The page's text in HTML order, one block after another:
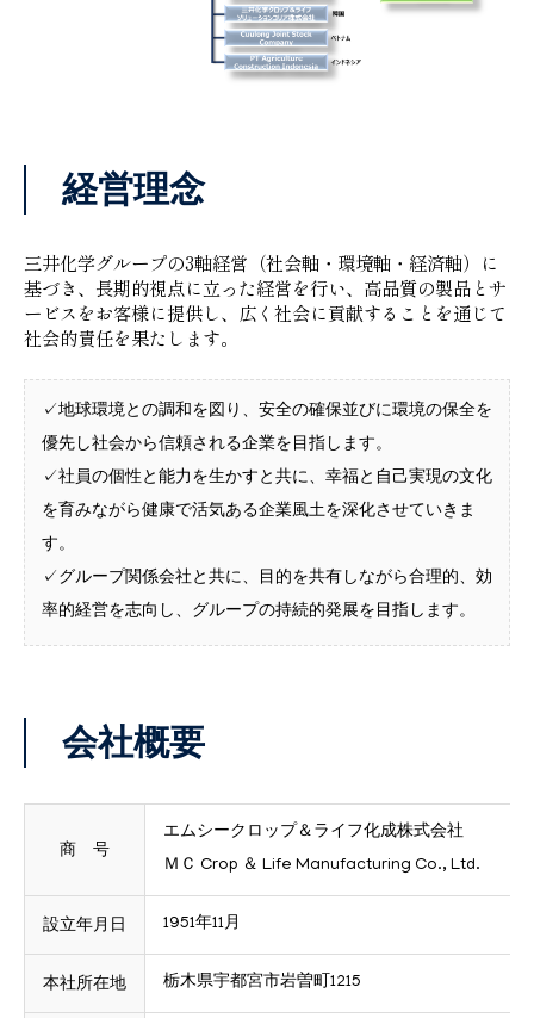
経営理念
三井化学グループの3軸経営（社会軸・環境軸・経済軸）に
基づき、長期的視点に立った経営を行い、高品質の製品とサ
ービスをお客様に提供し、広く社会に貢献することを通じて
社会的責任を果たします。
✓地球環境との調和を図り、安全の確保並びに環境の保全を
優先し社会から信頼される企業を目指します。
✓社員の個性と能力を生かすと共に、幸福と自己実現の文化
を育みながら健康で活気ある企業風土を深化させていきま
す。
✓グループ関係会社と共に、目的を共有しながら合理的、効
率的経営を志向し、グループの持続的発展を目指します。
会社概要
商 号
エムシークロップ＆ライフ化成株式会社
ＭＣ Crop ＆ Life Manufacturing Co., Ltd.
設立年月日 1951年11月
本社所在地 栃木県宇都宮市岩曽町1215